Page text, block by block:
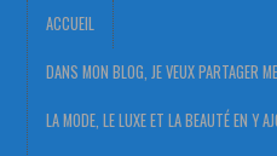
ACCUEIL
DANS MON BLOG, JE VEUX PARTAGER
LA MODE, LE LUXE ET LA BEAUTÉ EN Y